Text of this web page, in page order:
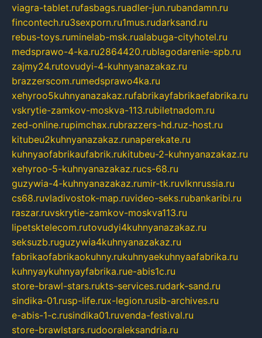
viagra-tablet.rufasbags.ruadler-jun.rubandamn.ru
fincontech.ru3sexporn.ru1mus.rudarksand.ru
rebus-toys.ruminelab-msk.rualabuga-cityhotel.ru
medsprawo-4-ka.ru2864420.rublagodarenie-spb.ru
zajmy24.rutovudyi-4-kuhnyanazakaz.ru
brazzerscom.rumedsprawo4ka.ru
xehyroo5kuhnyanazakaz.rufabrikayfabrikaefabrika.ru
vskrytie-zamkov-moskva-113.rubiletnadom.ru
zed-online.rupimchax.rubrazzers-hd.ruz-host.ru
kitubeu2kuhnyanazakaz.runaperekate.ru
kuhnyaofabrikaufabrik.rukitubeu-2-kuhnyanazakaz.ru
xehyroo-5-kuhnyanazakaz.rucs-68.ru
guzywia-4-kuhnyanazakaz.rumir-tk.ruvlknrussia.ru
cs68.ruvladivostok-map.ruvideo-seks.rubankaribi.ru
raszar.ruvskrytie-zamkov-moskva113.ru
lipetsktelecom.rutovudyi4kuhnyanazakaz.ru
seksuzb.ruguzywia4kuhnyanazakaz.ru
fabrikaofabrikaokuhny.rukuhnyaekuhnyaafabrika.ru
kuhnyaykuhnyayfabrika.rue-abis1c.ru
store-brawl-stars.rukts-services.rudark-sand.ru
sindika-01.rusp-life.rux-legion.rusib-archives.ru
e-abis-1-c.rusindika01.ruvenda-festival.ru
store-brawlstars.rudooraleksandria.ru